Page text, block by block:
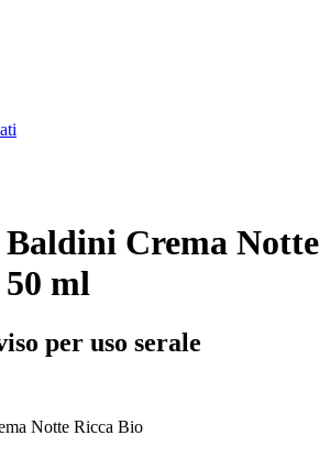
Baldini Crema Notte
ml
per uso serale
Notte Ricca Bio